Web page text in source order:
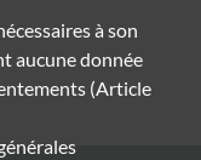
à son
aucune donnée
(Article